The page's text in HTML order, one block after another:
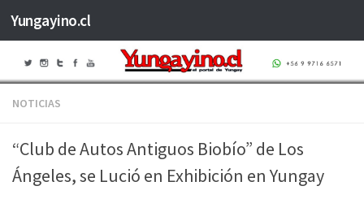
Saltar al contenido
Yungayino.cl
NOTICIAS
“Club de Autos Antiguos Biobío” de Los
Ángeles, se Lució en Exhibición en Yungay